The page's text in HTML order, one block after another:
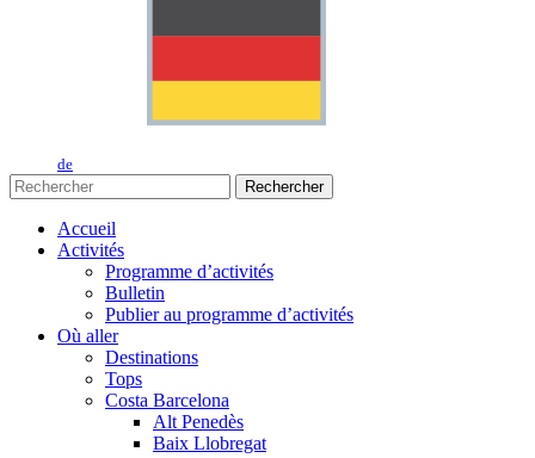
de
Rechercher
Accueil
Activités
Programme d’activités
Bulletin
Publier au programme d’activités
Où aller
Destinations
Tops
Costa Barcelona
Alt Penedès
Baix Llobregat